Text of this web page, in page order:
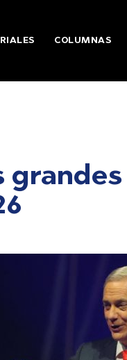
COLUMNAS